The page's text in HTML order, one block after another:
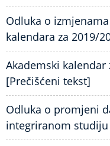
Odluka o
kalendara za 2019/
Akademski kalendar
[Prečišćeni tekst]
Odluka o promjeni
integriranom